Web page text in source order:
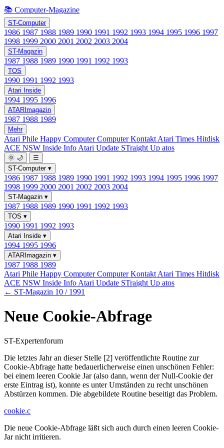
📚 Computer-Magazine
ST-Computer
1986 1987 1988 1989 1990 1991 1992 1993 1994 1995 1996 1997
1998 1999 2000 2001 2002 2003 2004
ST-Magazin
1987 1988 1989 1990 1991 1992 1993
TOS
1990 1991 1992 1993
Atari Inside
1994 1995 1996
ATARImagazin
1987 1988 1989
Mehr
Atari Phile Happy ComputerComputer Kontakt Atari Times Hitdisk
ACE NSW Inside Info Atari Update STraight Up atos
🌞 🌙
☰
ST-Computer ▾
1986 1987 1988 1989 1990 1991 1992 1993 1994 1995 1996 1997
1998 1999 2000 2001 2002 2003 2004
ST-Magazin ▾
1987 1988 1989 1990 1991 1992 1993
TOS ▾
1990 1991 1992 1993
Atari Inside ▾
1994 1995 1996
ATARImagazin ▾
1987 1988 1989
Atari Phile Happy ComputerComputer Kontakt Atari Times Hitdisk
ACE NSW Inside Info Atari Update STraight Up atos
← ST-Magazin 10 / 1991
Neue Cookie-Abfrage
ST-Expertenforum
Die letztes Jahr an dieser Stelle [2] veröffentlichte Routine zur
Cookie-Abfrage hatte bedauerlicherweise einen unschönen Fehler:
bei einem leeren Cookie Jar (also dann, wenn der Null-Cookie der
erste Eintrag ist), konnte es unter Umständen zu recht unschönen
Abstürzen kommen. Die abgebildete Routine beseitigt das Problem.
cookie.c
Die neue Cookie-Abfrage läßt sich auch durch einen leeren Cookie-
Jar nicht irritieren.